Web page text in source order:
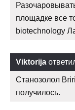
площадке все
biotechnology
Viktorija
Станозолол
получилось.